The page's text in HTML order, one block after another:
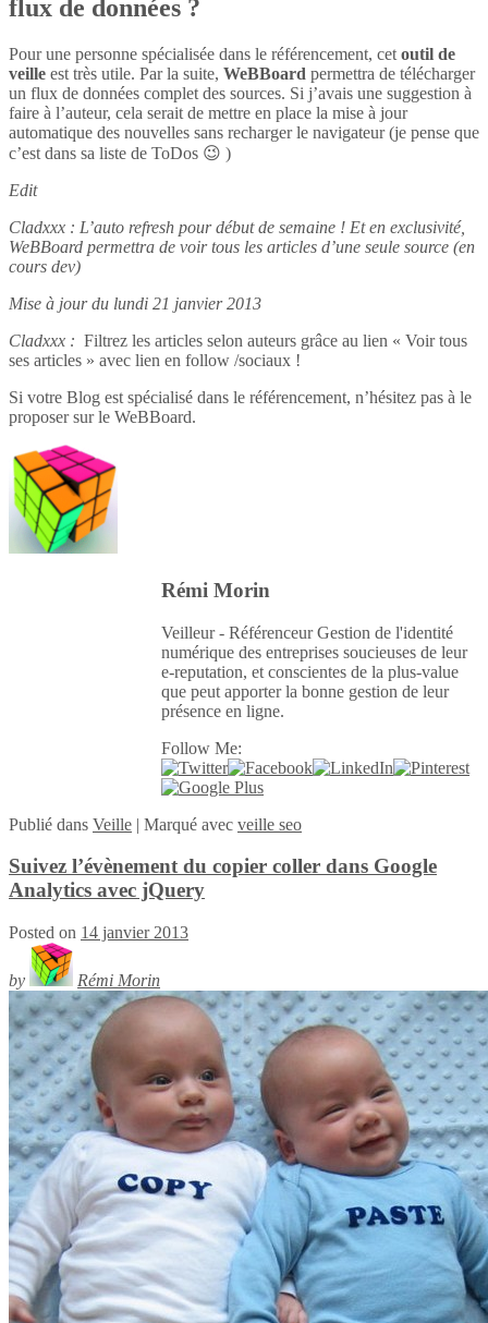
flux de données ?
Pour une personne spécialisée dans le référencement, cet outil de
veille est très utile. Par la suite, WeBBoard permettra de télécharger
un flux de données complet des sources. Si j’avais une suggestion à
faire à l’auteur, cela serait de mettre en place la mise à jour
automatique des nouvelles sans recharger le navigateur (je pense que
c’est dans sa liste de ToDos 😉 )
Edit
Cladxxx : L’auto refresh pour début de semaine ! Et en exclusivité,
WeBBoard permettra de voir tous les articles d’une seule source (en
cours dev)
Mise à jour du lundi 21 janvier 2013
Cladxxx : Filtrez les articles selon auteurs grâce au lien « Voir tous
ses articles » avec lien en follow /sociaux !
Si votre Blog est spécialisé dans le référencement, n’hésitez pas à le
proposer sur le WeBBoard.
Rémi Morin
Veilleur - Référenceur Gestion de l'identité
numérique des entreprises soucieuses de leur
e-reputation, et conscientes de la plus-value
que peut apporter la bonne gestion de leur
présence en ligne.
Follow Me:
Publié dans Veille | Marqué avec veille seo
Suivez l’évènement du copier coller dans Google
Analytics avec jQuery
Posted on 14 janvier 2013
by Rémi Morin